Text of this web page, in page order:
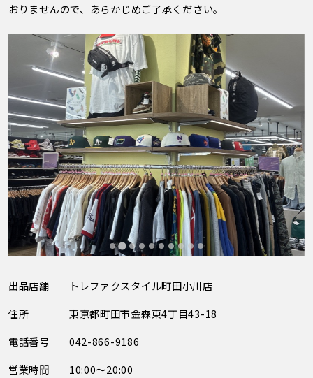
おりませんので、あらかじめご了承ください。
出品店舗
トレファクスタイル町田小川店
住所
東京都町田市金森東4丁目43-18
電話番号
042-866-9186
営業時間
10:00～20:00